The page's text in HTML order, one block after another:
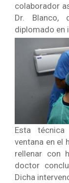
colaborador
Dr. Blanco,
diplomado en
Esta
ventana en el
rellenar con
doctor
Dicha